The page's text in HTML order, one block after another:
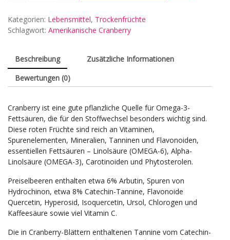
Kategorien: Lebensmittel, Trockenfrüchte
Schlagwort: Amerikanische Cranberry
Beschreibung
Zusätzliche Informationen
Bewertungen (0)
Cranberry ist eine gute pflanzliche Quelle für Omega-3-
Fettsäuren, die für den Stoffwechsel besonders wichtig sind.
Diese roten Früchte sind reich an Vitaminen,
Spurenelementen, Mineralien, Tanninen und Flavonoiden,
essentiellen Fettsäuren – Linolsäure (OMEGA-6), Alpha-
Linolsäure (OMEGA-3), Carotinoiden und Phytosterolen.
Preiselbeeren enthalten etwa 6% Arbutin, Spuren von
Hydrochinon, etwa 8% Catechin-Tannine, Flavonoide
Quercetin, Hyperosid, Isoquercetin, Ursol, Chlorogen und
Kaffeesäure sowie viel Vitamin C.
Die in Cranberry-Blättern enthaltenen Tannine vom Catechin-